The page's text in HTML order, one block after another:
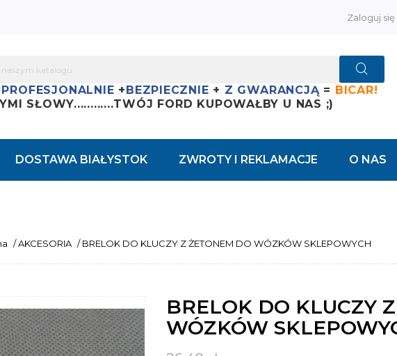
Zaloguj się
PROFESJONALNIE +BEZPIECZNIE + Z GWARANCJĄ= BICAR!
SŁOWY............TWÓJ FORD KUPOWAŁBY U NAS ;)
DOSTAWA BIAŁYSTOK ZWROTY I REKLAMACJE O NAS
/ AKCESORIA / BRELOK DO KLUCZY Z ŻETONEM DO WÓZKÓW SKLEPOWYCH
BRELOK DO KLUCZY
WÓZKÓW